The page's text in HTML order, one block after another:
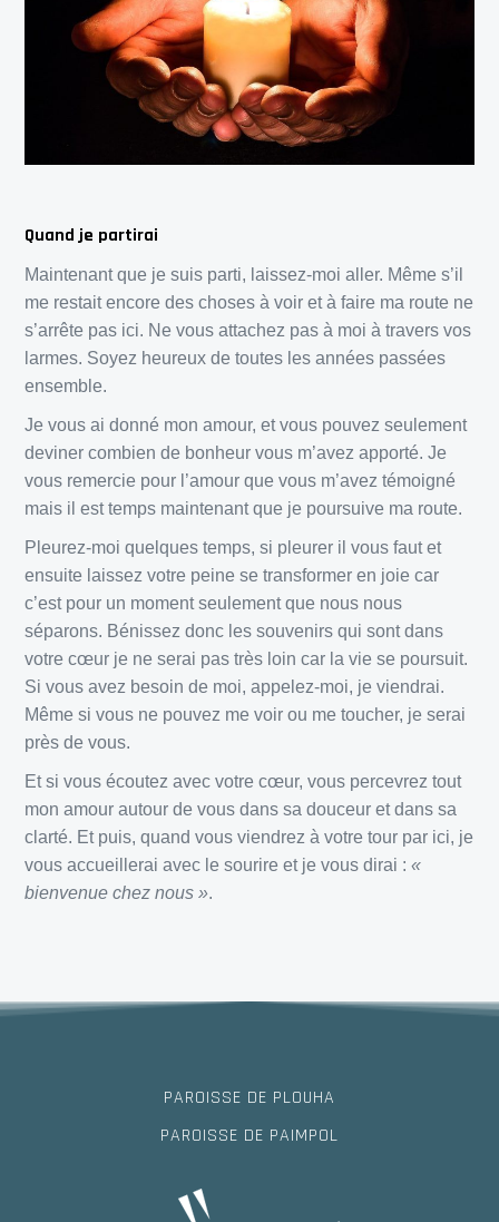
Quand je partirai
Maintenant que je suis parti, laissez-moi aller. Même s’il
me restait encore des choses à voir et à faire ma route ne
s’arrête pas ici. Ne vous attachez pas à moi à travers vos
larmes. Soyez heureux de toutes les années passées
ensemble.
Je vous ai donné mon amour, et vous pouvez seulement
deviner combien de bonheur vous m’avez apporté. Je
vous remercie pour l’amour que vous m’avez témoigné
mais il est temps maintenant que je poursuive ma route.
Pleurez-moi quelques temps, si pleurer il vous faut et
ensuite laissez votre peine se transformer en joie car
c’est pour un moment seulement que nous nous
séparons. Bénissez donc les souvenirs qui sont dans
votre cœur je ne serai pas très loin car la vie se poursuit.
Si vous avez besoin de moi, appelez-moi, je viendrai.
Même si vous ne pouvez me voir ou me toucher, je serai
près de vous.
Et si vous écoutez avec votre cœur, vous percevrez tout
mon amour autour de vous dans sa douceur et dans sa
clarté. Et puis, quand vous viendrez à votre tour par ici, je
vous accueillerai avec le sourire et je vous dirai :«
bienvenue chez nous ».
PAROISSE DE PLOUHA
PAROISSE DE PAIMPOL